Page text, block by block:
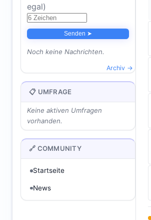
egal)
Senden ➤
Noch keine Nachrichten.
Archiv →
📋 UMFRAGE
Keine aktiven Umfragen
vorhanden.
🔗 COMMUNITY
Startseite
News